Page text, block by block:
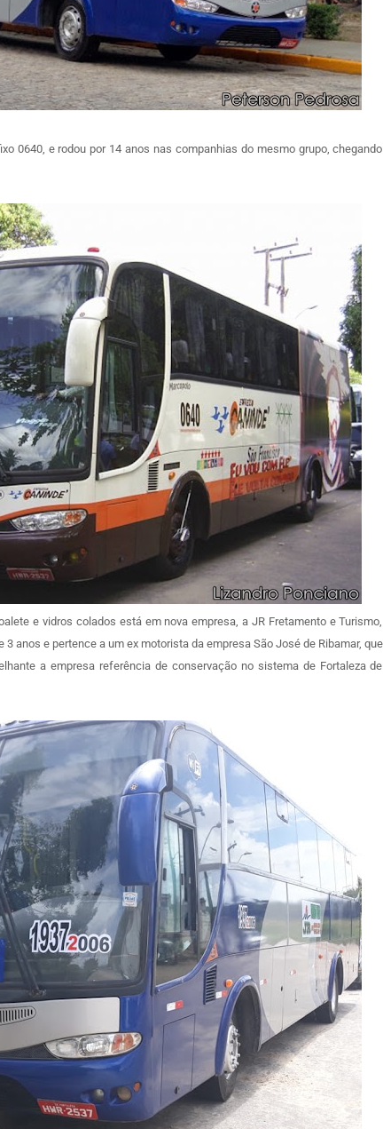
0640, e rodou por 14 anos nas companhias do mesmo grupo, chegando
e vidros colados está em nova empresa, a JR Fretamento e Turismo,
anos e pertence a um ex motorista da empresa São José de Ribamar, que
a empresa referência de conservação no sistema de Fortaleza de